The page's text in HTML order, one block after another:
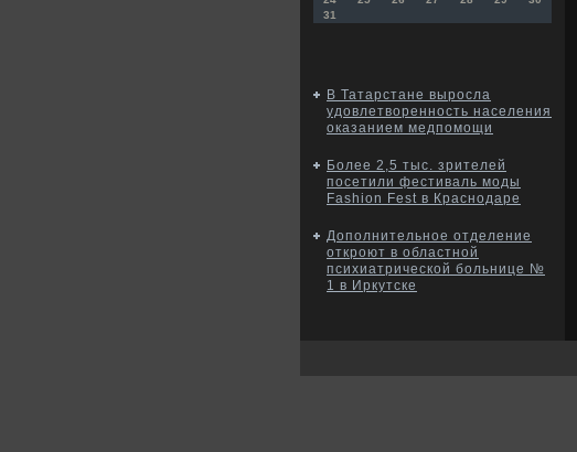
31
В Татарстане выросла
удовлетворенность населения
оказанием медпомощи
Более 2,5 тыс. зрителей
посетили фестиваль моды
Fashion Fest в Краснодаре
Дополнительное отделение
откроют в областной
психиатрической больнице №
1 в Иркутске